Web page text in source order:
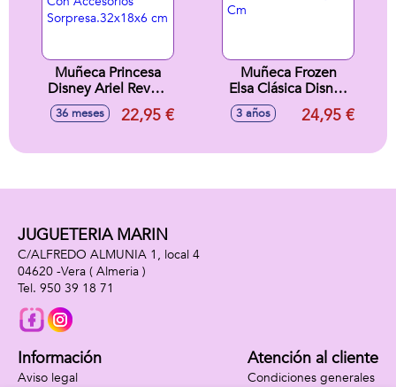
Muñeca Princesa
Disney Ariel Reveal
Con Accesorios
Sorpresa.32x18x6
36 meses 22,95 €
Muñeca Frozen
Elsa Clásica Disney
38 Cm
3 años 24,95 €
JUGUETERIA MARIN
C/ALFREDO ALMUNIA 1, local 4
04620 -Vera ( Almeria )
950 39 18 71
Información
Aviso legal
Atención al cliente
Condiciones generales